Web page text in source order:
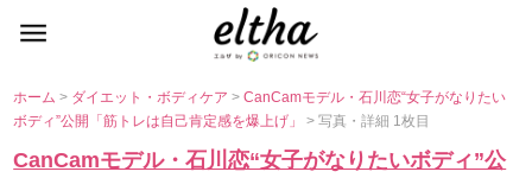
ホーム> ダイエット・ボディケア>CanCamモデル・石川恋“女子がなりたい
ボディ”公開「筋トレは自己肯定感を爆上げ」> 写真・詳細 1枚目
CanCamモデル・石川恋“女子がなりたいボディ”公